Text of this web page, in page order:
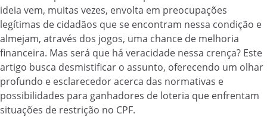
ideia vem, muitas vezes, envolta em preocupações
legítimas de cidadãos que se encontram nessa condição e
almejam, através dos jogos, uma chance de melhoria
financeira. Mas será que há veracidade nessa crença? Este
artigo busca desmistificar o assunto, oferecendo um olhar
profundo e esclarecedor acerca das normativas e
possibilidades para ganhadores de loteria que enfrentam
situações de restrição no CPF.